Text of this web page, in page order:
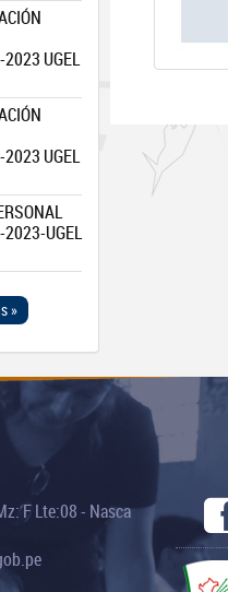
UGEL
UGEL
2023-UGEL
»
F Lte:08 - Nasca